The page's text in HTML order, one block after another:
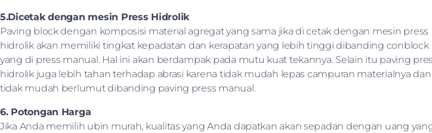
5.Dicetak dengan mesin Press Hidrolik
Paving block dengan komposisi material agregat yang sama jika di cetak dengan mesin press
hidrolik akan memiliki tingkat kepadatan dan kerapatan yang lebih tinggi dibanding conblock
yang di press manual. Hal ini akan berdampak pada mutu kuat tekannya. Selain itu paving
hidrolik juga lebih tahan terhadap abrasi karena tidak mudah lepas campuran materialnya dan
tidak mudah berlumut dibanding paving press manual.
6. Potongan Harga
Jika Anda memilih ubin murah, kualitas yang Anda dapatkan akan sepadan dengan uang